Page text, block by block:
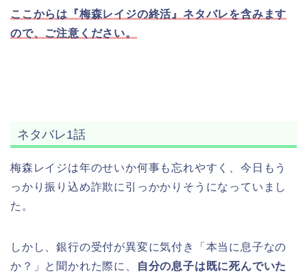
ここからは『梅森レイジの終活』ネタバレを含みます
ので、ご注意ください。
ネタバレ1話
梅森レイジは年のせいか何事も忘れやすく、今日もう
っかり振り込め詐欺に引っかかりそうになっていまし
た。
しかし、銀行の受付が異変に気付き「本当に息子なの
か？」と聞かれた際に、
自分の息子は既に死んでいた